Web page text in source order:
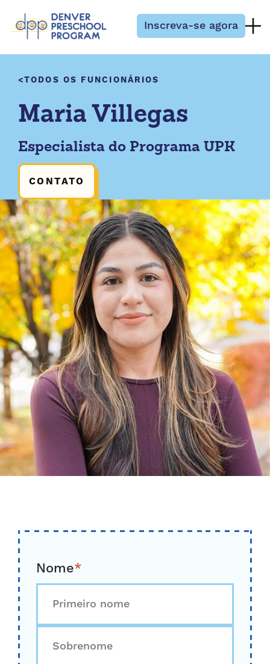
Inscreva-se agora
TODOS OS FUNCIONÁRIOS
Maria Villegas
Especialista do Programa UPK
CONTATO
Nome*
Primeiro